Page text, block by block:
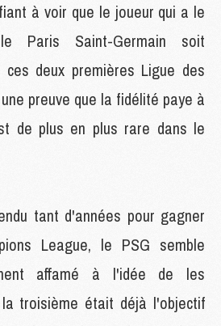
à voir que le joueur qui a le
Paris Saint-Germain soit
deux premières Ligue des
preuve que la fidélité paye à
de plus en plus rare dans le
tant d'années pour gagner
League, le PSG semble
affamé à l'idée de les
troisième était déjà l'objectif